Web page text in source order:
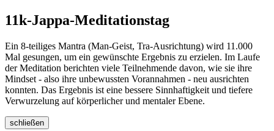
11k-Jappa-Meditationstag
Ein 8-teiliges Mantra (Man-Geist, Tra-Ausrichtung) wird 11.000
Mal gesungen, um ein gewünschte Ergebnis zu erzielen. Im Laufe
der Meditation berichten viele Teilnehmende davon, wie sie ihre
Mindset - also ihre unbewussten Vorannahmen - neu ausrichten
konnten. Das Ergebnis ist eine bessere Sinnhaftigkeit und tiefere
Verwurzelung auf körperlicher und mentaler Ebene.
schließen